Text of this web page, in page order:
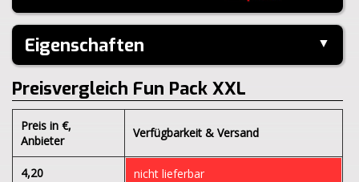
Eigenschaften ▼
Hersteller:
Keller
Inhalt je Pack:
9 Stück
Klasse:
1.4S
Preisvergleich Fun Pack XXL
Preis in €,
Anbieter
Verfügbarkeit & Versand
4,20 nicht lieferbar